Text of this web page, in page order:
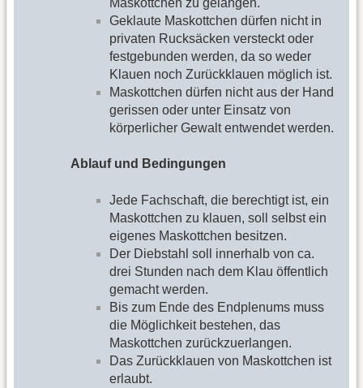
Geklaute Maskottchen dürfen nicht in
privaten Rucksäcken versteckt oder
festgebunden werden, da so weder
Klauen noch Zurückklauen möglich ist.
Maskottchen dürfen nicht aus der Hand
gerissen oder unter Einsatz von
körperlicher Gewalt entwendet werden.
Ablauf und Bedingungen
Jede Fachschaft, die berechtigt ist, ein
Maskottchen zu klauen, soll selbst ein
eigenes Maskottchen besitzen.
Der Diebstahl soll innerhalb von ca.
drei Stunden nach dem Klau öffentlich
gemacht werden.
Bis zum Ende des Endplenums muss
die Möglichkeit bestehen, das
Maskottchen zurückzuerlangen.
Das Zurückklauen von Maskottchen ist
erlaubt.